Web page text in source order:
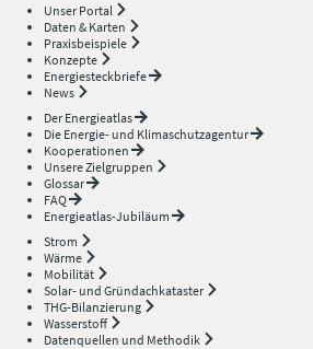
Unser Portal
Daten & Karten
Praxisbeispiele
Konzepte
Energiesteckbriefe
News
Der Energieatlas
Die Energie- und Klimaschutzagentur
Kooperationen
Unsere Zielgruppen
Glossar
FAQ
Energieatlas-Jubiläum
Strom
Wärme
Mobilität
Solar- und Gründachkataster
THG-Bilanzierung
Wasserstoff
Datenquellen und Methodik